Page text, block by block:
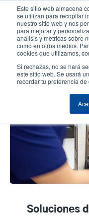
Este sitio web almacena
se utilizan para recopilar
nuestro sitio web y nos
para mejorar y
análisis y métricas sobre
como en otros medios.
cookies que utilizamos,
Si rechazas, no se hará
este sitio web. Se usará
recordar tu preferencia
contenido
principal
Header
Soluciones
Soluciones